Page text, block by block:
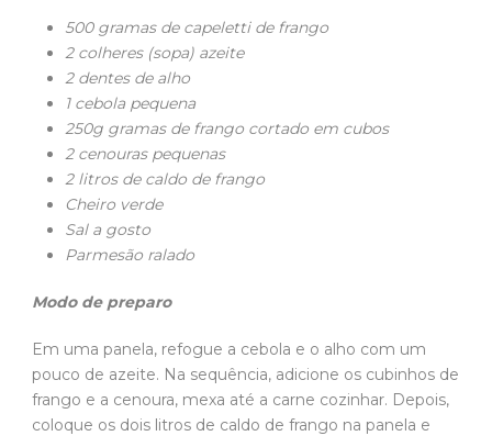
500 gramas de capeletti de frango
2 colheres (sopa) azeite
2 dentes de alho
1 cebola pequena
250g gramas de frango cortado em cubos
2 cenouras pequenas
2 litros de caldo de frango
Cheiro verde
Sal a gosto
Parmesão ralado
Modo de preparo
Em uma panela, refogue a cebola e o alho com um
pouco de azeite. Na sequência, adicione os cubinhos de
frango e a cenoura, mexa até a carne cozinhar. Depois,
coloque os dois litros de caldo de frango na panela e